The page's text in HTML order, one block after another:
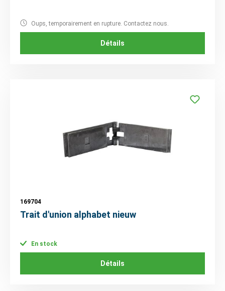
Oups, temporairement en rupture. Contactez nous.
Détails
169704
Trait d'union alphabet nieuw
En stock
Détails